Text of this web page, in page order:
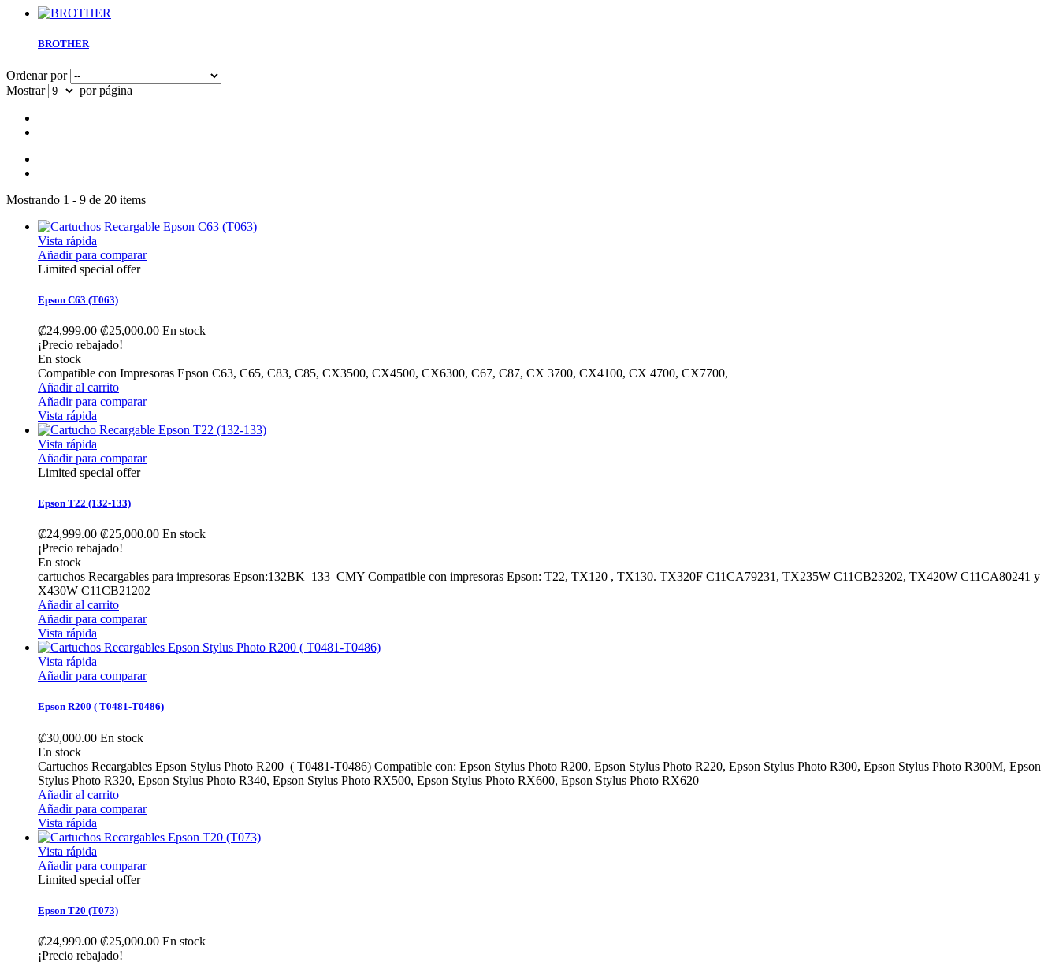
BROTHER
Ordenar por
Mostrar
por página
Mostrando 1 - 9 de 20 items
Vista rápida
Añadir para comparar
Limited special offer
Epson C63 (T063)
₡24,999.00 ₡25,000.00 En stock
¡Precio rebajado!
En stock
Compatible con Impresoras Epson C63, C65, C83, C85, CX3500, CX4500, CX6300, C67, C87, CX 3700, CX4100, CX 4700, CX7700,
Añadir al carrito
Añadir para comparar
Vista rápida
Vista rápida
Añadir para comparar
Limited special offer
Epson T22 (132-133)
₡24,999.00 ₡25,000.00 En stock
¡Precio rebajado!
En stock
cartuchos Recargables para impresoras Epson:132BK 133 CMY Compatible con impresoras Epson: T22, TX120 , TX130. TX320F C11CA79231, TX235W C11CB23202, TX420W C11CA80241 y
X430W C11CB21202
Añadir al carrito
Añadir para comparar
Vista rápida
Vista rápida
Añadir para comparar
Epson R200 ( T0481-T0486)
₡30,000.00 En stock
En stock
Cartuchos Recargables Epson Stylus Photo R200 ( T0481-T0486) Compatible con: Epson Stylus Photo R200, Epson Stylus Photo R220, Epson Stylus Photo R300, Epson Stylus Photo R300M, Epson
Stylus Photo R320, Epson Stylus Photo R340, Epson Stylus Photo RX500, Epson Stylus Photo RX600, Epson Stylus Photo RX620
Añadir al carrito
Añadir para comparar
Vista rápida
Vista rápida
Añadir para comparar
Limited special offer
Epson T20 (T073)
₡24,999.00 ₡25,000.00 En stock
¡Precio rebajado!